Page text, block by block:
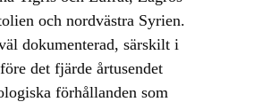
och nordvästra Syrien.
dokumenterad, särskilt i
det fjärde årtusendet
förhållanden som